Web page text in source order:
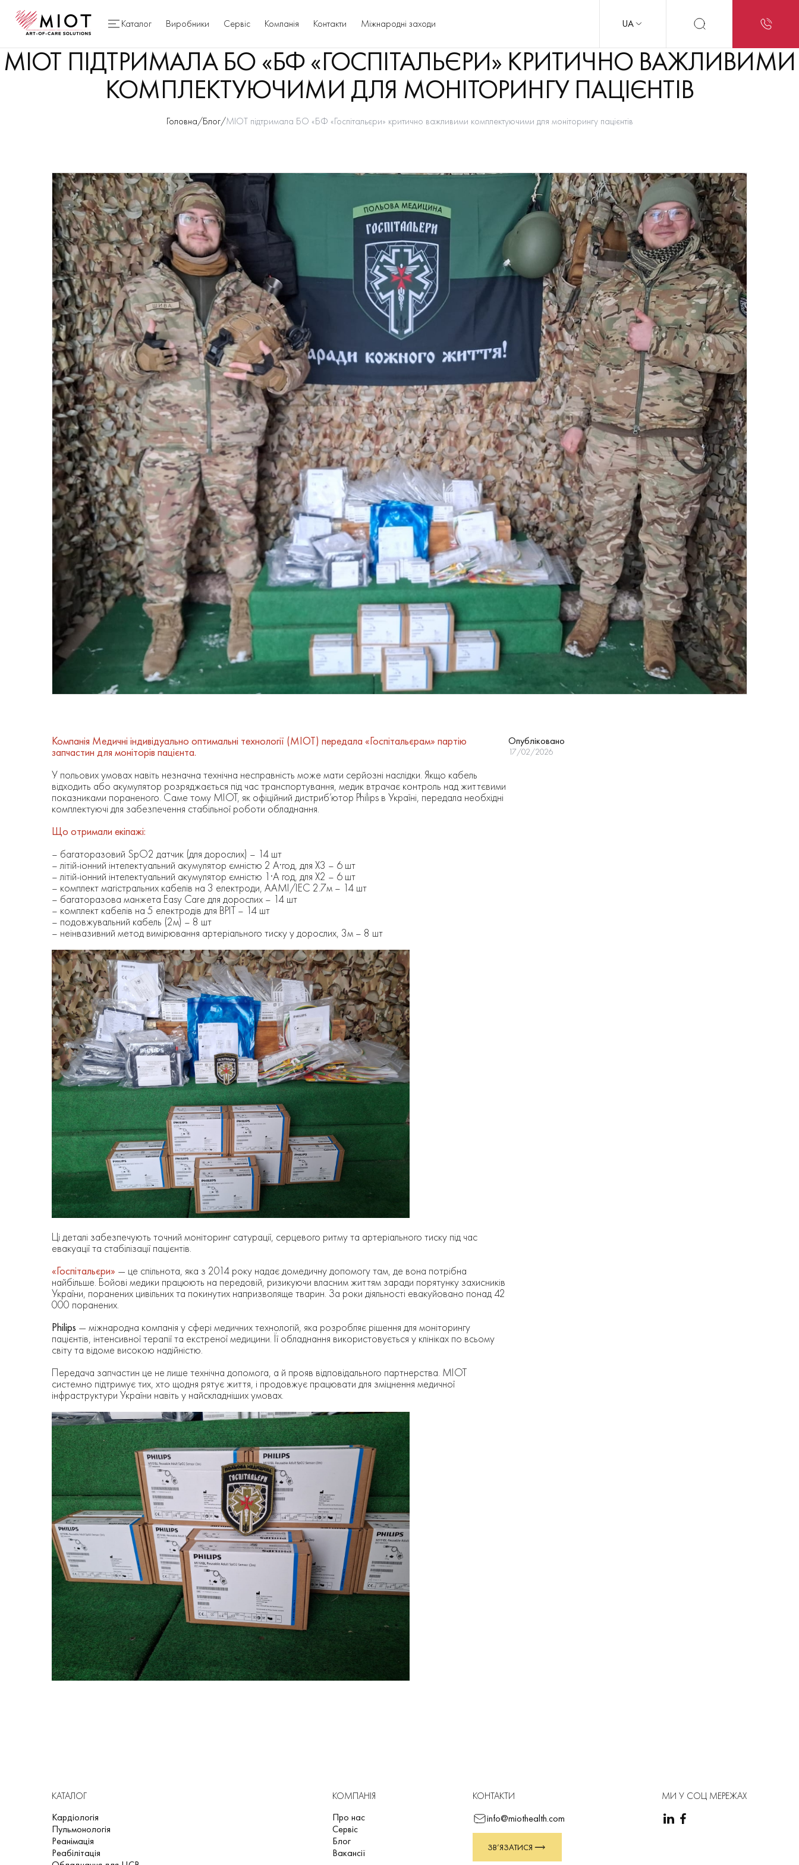
Каталог Виробники Сервіс Компанія Контакти Міжнародні заходи UA
МІОТ ПІДТРИМАЛА БО «БФ «ГОСПІТАЛЬЄРИ» КРИТИЧНО ВАЖЛИВИМИ
КОМПЛЕКТУЮЧИМИ ДЛЯ МОНІТОРИНГУ ПАЦІЄНТІВ
Головна/Блог/МІОТ підтримала БО «БФ «Госпітальєри» критично важливими комплектуючими для моніторингу пацієнтів
Компанія Медичні індивідуально оптимальні технології (MIOT) передала «Госпітальєрам» партію
запчастин для моніторів пацієнта.
У польових умовах навіть незначна технічна несправність може мати серйозні наслідки. Якщо кабель
відходить або акумулятор розряджається під час транспортування, медик втрачає контроль над життєвими
показниками пораненого. Саме тому МІОТ, як офіційний дистриб’ютор Philips в Україні, передала необхідні
комплектуючі для забезпечення стабільної роботи обладнання.
Що отримали екіпажі:
– багаторазовий SpO2 датчик (для дорослих) – 14 шт
– літій-іонний інтелектуальний акумулятор ємністю 2 А·год, для Х3 – 6 шт
– літій-іонний інтелектуальний акумулятор ємністю 1·А год, для X2 – 6 шт
– комплект магістральних кабелів на 3 електроди, AAMI/IEC 2.7м – 14 шт
– багаторазова манжета Easy Care для дорослих – 14 шт
– комплект кабелів на 5 електродів для ВРІТ – 14 шт
– подовжувальний кабель (2м) – 8 шт
– неінвазивний метод вимірювання артеріального тиску у дорослих, 3м – 8 шт
Ці деталі забезпечують точний моніторинг сатурації, серцевого ритму та артеріального тиску під час
евакуації та стабілізації пацієнтів.
«Госпітальєри» — це спільнота, яка з 2014 року надає домедичну допомогу там, де вона потрібна
найбільше. Бойові медики працюють на передовій, ризикуючи власним життям заради порятунку захисників
України, поранених цивільних та покинутих напризволяще тварин. За роки діяльності евакуйовано понад 42
000 поранених.
Philips — міжнародна компанія у сфері медичних технологій, яка розробляє рішення для моніторингу
пацієнтів, інтенсивної терапії та екстреної медицини. Її обладнання використовується у клініках по всьому
світу та відоме високою надійністю.
Передача запчастин це не лише технічна допомога, а й прояв відповідального партнерства. МІОТ
системно підтримує тих, хто щодня рятує життя, і продовжує працювати для зміцнення медичної
інфраструктури України навіть у найскладніших умовах.
Опубліковано
17/02/2026
КАТАЛОГ
Кардіологія
Пульмонологія
Реанімація
Реабілітація
КОМПАНІЯ
Про нас
Сервіс
Блог
Вакансії
КОНТАКТИ
info@miothealth.com
ЗВ’ЯЗАТИСЯ
МИ У СОЦ МЕРЕЖАХ